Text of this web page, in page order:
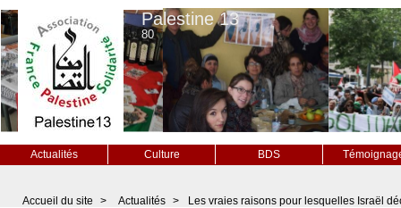
Palestine 13
80
Actualités Culture BDS
Accueil du site > Actualités > Les vraies raisons pour lesquelles Israël